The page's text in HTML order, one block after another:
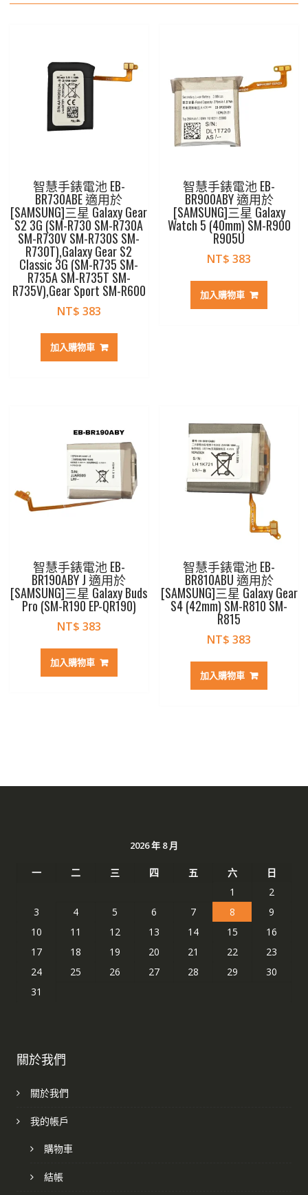
智慧手錶電池 EB-
BR730ABE 適用於
[SAMSUNG]三星 Galaxy Gear
S2 3G (SM-R730 SM-R730A
SM-R730V SM-R730S SM-
R730T),Galaxy Gear S2
Classic 3G (SM-R735 SM-
R735A SM-R735T SM-
R735V),Gear Sport SM-R600
NT$ 383
加入購物車
智慧手錶電池 EB-
BR900ABY 適用於
[SAMSUNG]三星 Galaxy
Watch 5 (40mm) SM-R900
R905U
NT$ 383
加入購物車
智慧手錶電池 EB-
BR190ABY J 適用於
[SAMSUNG]三星 Galaxy Buds
Pro (SM-R190 EP-QR190)
NT$ 383
加入購物車
智慧手錶電池 EB-
BR810ABU 適用於
[SAMSUNG]三星 Galaxy Gear
S4 (42mm) SM-R810 SM-
R815
NT$ 383
加入購物車
2026 年 8 月
一 二 三 四 五 六
日
1
2
3
4 5 6 7 8
9
10
11 12 13 14 15
16
17
18 19 20 21 22
23
24
25 26 27 28 29
30
31
關於我們
關於我們
我的帳戶
購物車
結帳